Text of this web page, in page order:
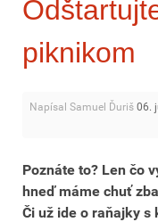
piknikom
Napísal Samuel Ďuriš 06.
Poznáte to? Len čo
hneď máme chuť
Či už ide o raňajky s